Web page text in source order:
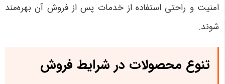
امنیت و راحتی استفاده از خدمات پس از فروش آن بهره‌مند
شوند.
تنوع محصولات در شرایط فروش